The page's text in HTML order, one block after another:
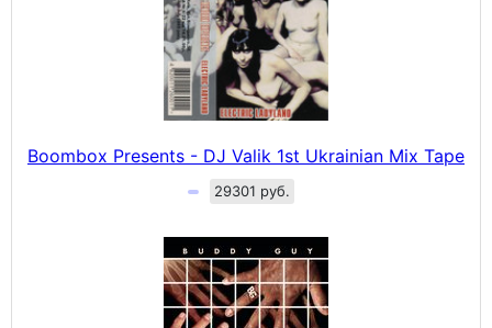
Boombox Presents - DJ Valik 1st Ukrainian Mix Tape
29301 руб.